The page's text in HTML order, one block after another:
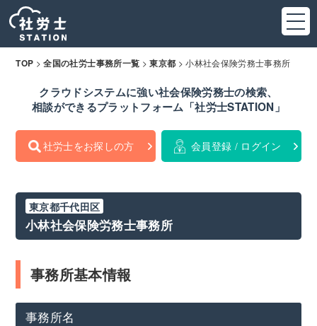
TOP >全国の社労士事務所一覧 >東京都 >小林社会保険労務士事務所
クラウドシステムに強い社会保険労務士の検索、
相談ができるプラットフォーム「社労士STATION」
社労士をお探しの方 会員登録 / ログイン
東京都千代田区
小林社会保険労務士事務所
事務所基本情報
事務所名